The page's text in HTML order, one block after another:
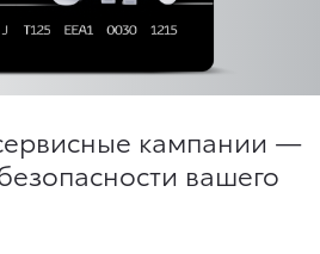
кампании —
вашего